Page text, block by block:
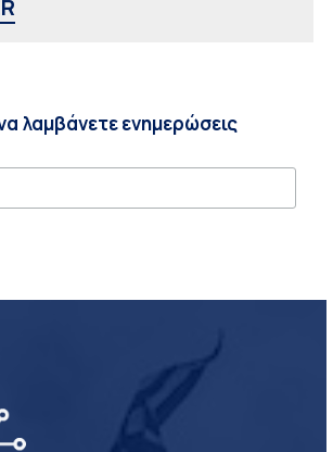
λαμβάνετε ενημερώσεις